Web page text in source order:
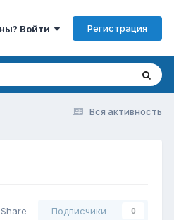
Войти Регистрация
Вся активность
Share Подписчики 0